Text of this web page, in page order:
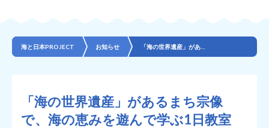
海と日本PROJECT お知らせ
「海の世界遺産」があるまち宗像
で、海の恵みを遊んで学ぶ1日教室